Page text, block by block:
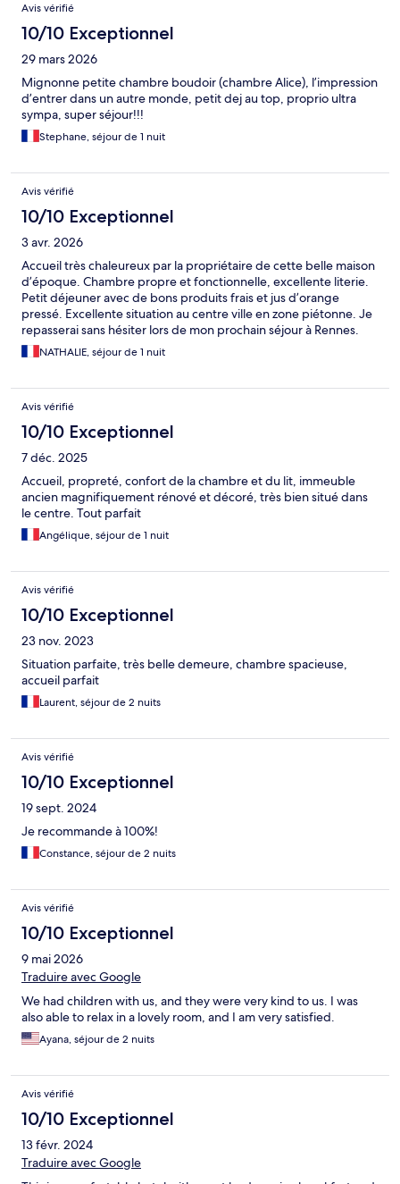
Avis vérifié
10/10 Exceptionnel
29 mars 2026
Mignonne petite chambre boudoir (chambre Alice), l’impression
d’entrer dans un autre monde, petit dej au top, proprio ultra
sympa, super séjour!!!
Stephane, séjour de 1 nuit
Avis vérifié
10/10 Exceptionnel
3 avr. 2026
Accueil très chaleureux par la propriétaire de cette belle maison
d’époque. Chambre propre et fonctionnelle, excellente literie.
Petit déjeuner avec de bons produits frais et jus d’orange
pressé. Excellente situation au centre ville en zone piétonne. Je
repasserai sans hésiter lors de mon prochain séjour à Rennes.
NATHALIE, séjour de 1 nuit
Avis vérifié
10/10 Exceptionnel
7 déc. 2025
Accueil, propreté, confort de la chambre et du lit, immeuble
ancien magnifiquement rénové et décoré, très bien situé dans
le centre. Tout parfait
Angélique, séjour de 1 nuit
Avis vérifié
10/10 Exceptionnel
23 nov. 2023
Situation parfaite, très belle demeure, chambre spacieuse,
accueil parfait
Laurent, séjour de 2 nuits
Avis vérifié
10/10 Exceptionnel
19 sept. 2024
Je recommande à 100%!
Constance, séjour de 2 nuits
Avis vérifié
10/10 Exceptionnel
9 mai 2026
Traduire avec Google
We had children with us, and they were very kind to us. I was
also able to relax in a lovely room, and I am very satisfied.
Ayana, séjour de 2 nuits
Avis vérifié
10/10 Exceptionnel
13 févr. 2024
Traduire avec Google